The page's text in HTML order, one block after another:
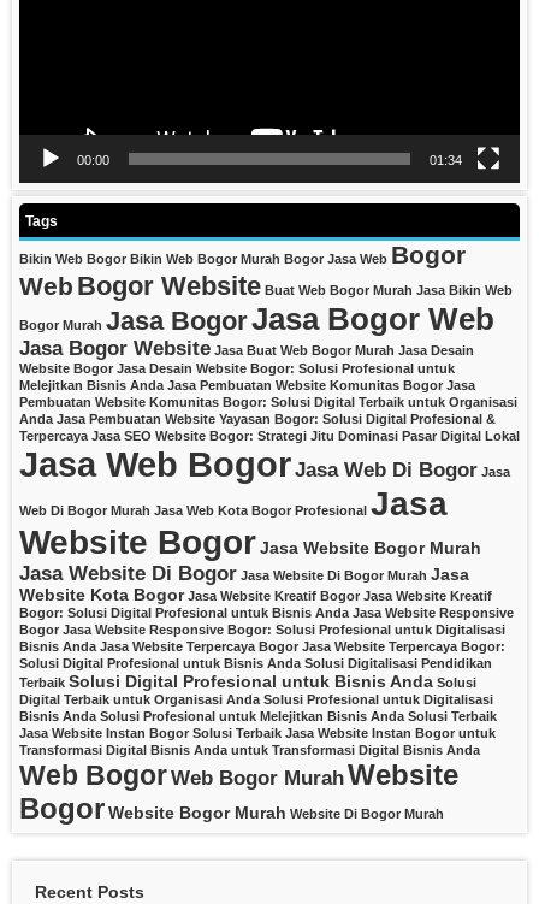
00:00 01:34
Tags
Bikin Web Bogor Bikin Web Bogor Murah Bogor Jasa Web Bogor
Web Bogor Website Buat Web Bogor Murah Jasa Bikin Web
Bogor Murah Jasa BogorJasa Bogor Web
Jasa Bogor Website Jasa Buat Web Bogor Murah Jasa Desain
Website Bogor Jasa Desain Website Bogor: Solusi Profesional untuk
Melejitkan Bisnis Anda Jasa Pembuatan Website Komunitas Bogor Jasa
Pembuatan Website Komunitas Bogor: Solusi Digital Terbaik untuk Organisasi
Anda Jasa Pembuatan Website Yayasan Bogor: Solusi Digital Profesional &
Terpercaya Jasa SEO Website Bogor: Strategi Jitu Dominasi Pasar Digital Lokal
Jasa Web BogorJasa Web Di Bogor Jasa
Web Di Bogor Murah Jasa Web Kota Bogor Profesional Jasa
Website BogorJasa Website Bogor Murah
Jasa Website Di Bogor Jasa Website Di Bogor Murah Jasa
Website Kota Bogor Jasa Website Kreatif Bogor Jasa Website Kreatif
Bogor: Solusi Digital Profesional untuk Bisnis Anda Jasa Website Responsive
Bogor Jasa Website Responsive Bogor: Solusi Profesional untuk Digitalisasi
Bisnis Anda Jasa Website Terpercaya Bogor Jasa Website Terpercaya Bogor:
Solusi Digital Profesional untuk Bisnis Anda Solusi Digitalisasi Pendidikan
Terbaik Solusi Digital Profesional untuk Bisnis Anda Solusi
Digital Terbaik untuk Organisasi Anda Solusi Profesional untuk Digitalisasi
Bisnis Anda Solusi Profesional untuk Melejitkan Bisnis Anda Solusi Terbaik
Jasa Website Instan Bogor Solusi Terbaik Jasa Website Instan Bogor untuk
Transformasi Digital Bisnis Anda untuk Transformasi Digital Bisnis Anda
Web BogorWeb Bogor MurahWebsite
BogorWebsite Bogor Murah Website Di Bogor Murah
Recent Posts